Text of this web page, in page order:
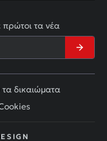
τα νέα
δικαιώματα